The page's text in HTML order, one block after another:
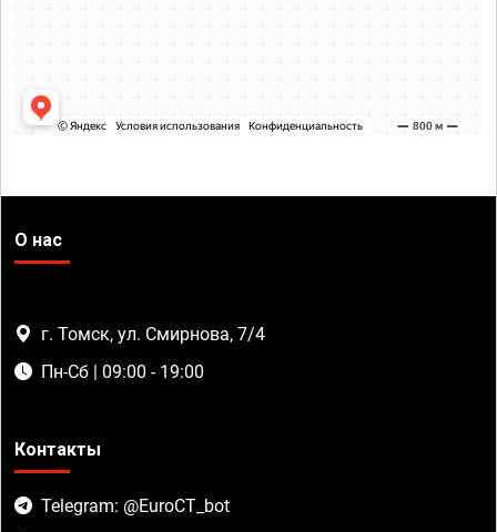
О нас
г. Томск, ул. Смирнова, 7/4
Пн-Сб | 09:00 - 19:00
Контакты
Telegram: @EuroCT_bot